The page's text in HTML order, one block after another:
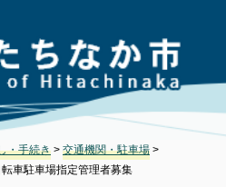
・手続き > 交通機関・駐車場 >
車駐車場指定管理者募集